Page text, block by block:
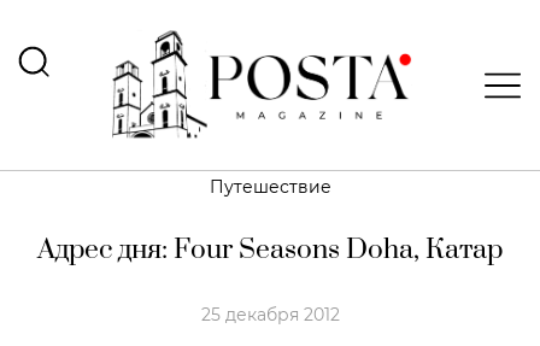
Путешествие
Адрес дня: Four Seasons Doha, Катар
25 декабря 2012